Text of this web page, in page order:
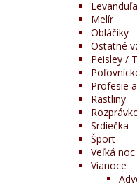
Levanduľa
Melír
Obláčiky
Ostatné
Peisley /
Profesie
Rastliny
Srdiečka
Šport
Veľká noc
Vianoce